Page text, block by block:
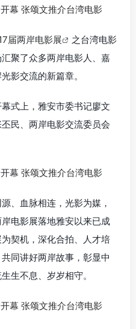
届两岸电影展
之台湾电影
聚了众多两岸电影人、嘉
影交流的新篇章。
式上，雅安市委书记廖文
民、两岸电影交流委员会
、血脉相连，光影为媒，
电影展落地雅安以来已成
契机，深化合拍、人才培
同讲好两岸故事，彰显中
生不息、岁岁相守。